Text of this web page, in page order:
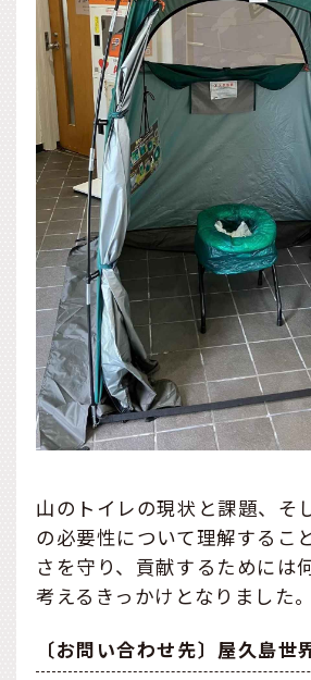
山のトイレの現状と課題、そ
の必要性について理解するこ
さを守り、貢献するためには
考えるきっかけとなりました。
〔お問い合わせ先〕屋久島世